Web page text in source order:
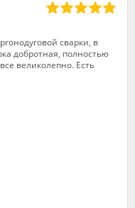
сварки, в
добротная, полностью
великолепно. Есть